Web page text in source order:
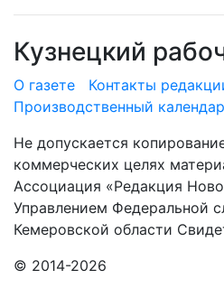
Кузнецкий
О газете Контакты
Производственный
Не допускается
коммерческих целях
Ассоциация «Редакция
Управлением Федеральной
Кемеровской области
© 2014-2026